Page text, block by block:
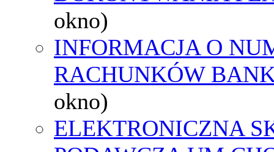
okno)
INFORMACJA O
RACHUNKÓW
okno)
ELEKTRONICZNA